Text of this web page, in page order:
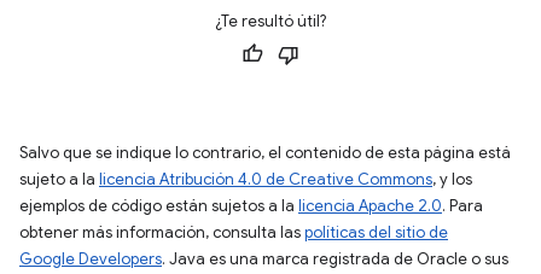
¿Te resultó útil?
Salvo que se indique lo contrario, el contenido de esta página está
sujeto a la licencia Atribución 4.0 de Creative Commons, y los
ejemplos de código están sujetos a la licencia Apache 2.0. Para
obtener más información, consulta laspolíticas del sitio de
Google Developers. Java es una marca registrada de Oracle o sus